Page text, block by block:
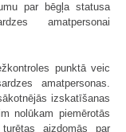
par bēgļa statusa
amatpersonai
punktā veic
amatpersonas.
izskatīšanas
nolūkam piemērotās
aizdomās par